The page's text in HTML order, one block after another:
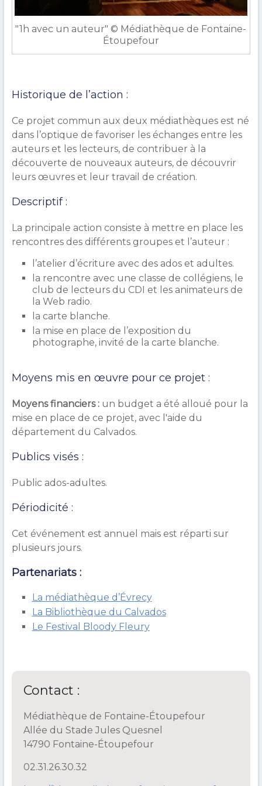
"1h avec un auteur" © Médiathèque de Fontaine-
Étoupefour
Historique de l’action :
Ce projet commun aux deux médiathèques est né
dans l’optique de favoriser les échanges entre les
auteurs et les lecteurs, de contribuer à la
découverte de nouveaux auteurs, de découvrir
leurs œuvres et leur travail de création.
Descriptif :
La principale action consiste à mettre en place les
rencontres des différents groupes et l’auteur :
l’atelier d’écriture avec des ados et adultes.
la rencontre avec une classe de collégiens, le
club de lecteurs du CDI et les animateurs de
la Web radio.
la carte blanche.
la mise en place de l’exposition du
photographe, invité de la carte blanche.
Moyens mis en œuvre pour ce projet :
Moyens financiers :un budget a été alloué pour la
mise en place de ce projet, avec l'aide du
département du Calvados.
Publics visés :
Public ados-adultes.
Périodicité :
Cet événement est annuel mais est réparti sur
plusieurs jours.
Partenariats :
La médiathèque d’Évrecy
La Bibliothèque du Calvados
Le Festival Bloody Fleury
Contact :
Médiathèque de Fontaine-Étoupefour
Allée du Stade Jules Quesnel
14790 Fontaine-Étoupefour
02.31.26.30.32